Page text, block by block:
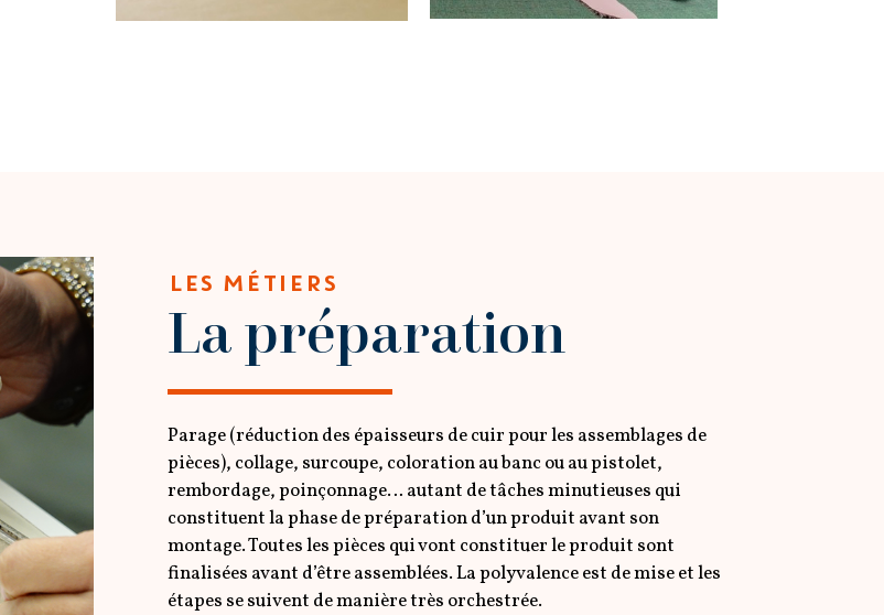
LES MÉTIERS
La préparation
Parage (réduction des épaisseurs de cuir pour les assemblages de
pièces), collage, surcoupe, coloration au banc ou au pistolet,
rembordage, poinçonnage… autant de tâches minutieuses qui
constituent la phase de préparation d’un produit avant son
montage. Toutes les pièces qui vont constituer le produit sont
finalisées avant d’être assemblées. La polyvalence est de mise et les
étapes se suivent de manière très orchestrée.